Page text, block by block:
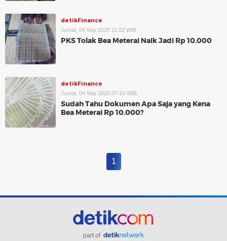
detikFinance
Jumat, 04 Sep 2020 11:02 WIB
PKS Tolak Bea Meterai Naik Jadi Rp 10.000
detikFinance
Jumat, 04 Sep 2020 07:10 WIB
Sudah Tahu Dokumen Apa Saja yang Kena
Bea Meterai Rp 10.000?
1
part of